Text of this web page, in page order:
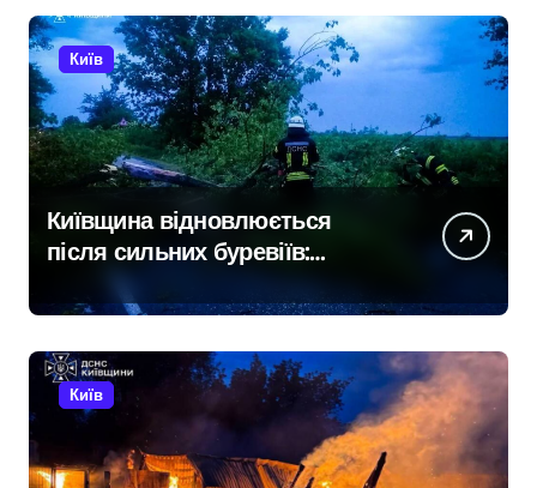
Київ
Київщина відновлюється
після сильних буревіїв:
пошкоджено 62 будинки,
понад 18 тисяч родин
залишились без електрики
Київ